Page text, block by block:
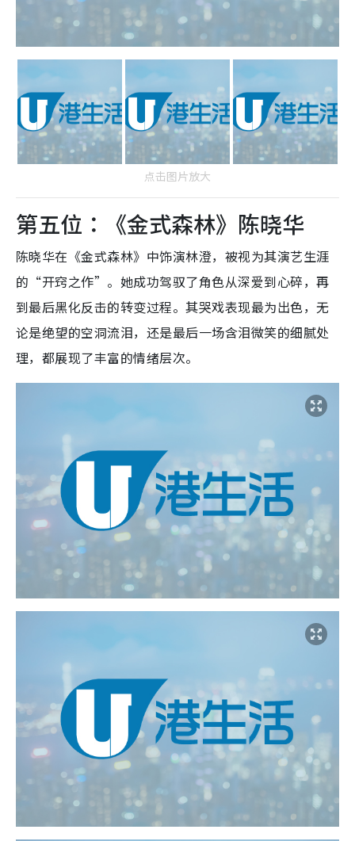
点击图片放大
第五位：《金式森林》陈晓华
陈晓华在《金式森林》中饰演林澄，被视为其演艺生涯
的“开窍之作”。她成功驾驭了角色从深爱到心碎，再
到最后黑化反击的转变过程。其哭戏表现最为出色，无
论是绝望的空洞流泪，还是最后一场含泪微笑的细腻处
理，都展现了丰富的情绪层次。